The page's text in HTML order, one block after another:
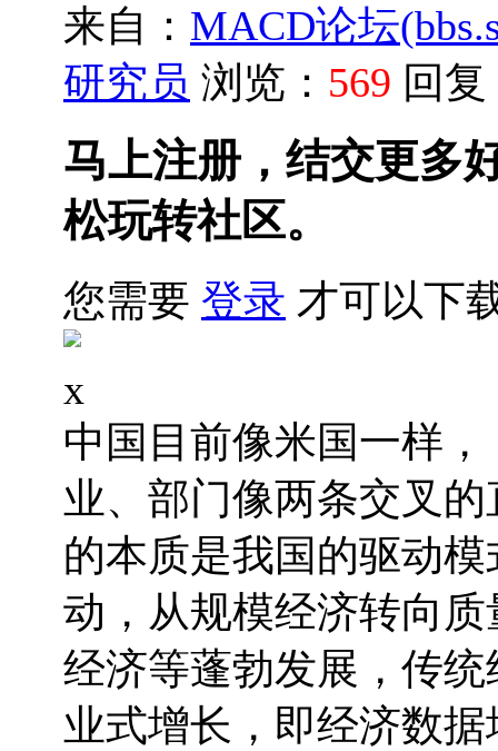
来自： MACD论坛
研究员 浏览： 569 回
马上注册，结交更多
松玩转社区。
您需要 登录 才可以下
x
中国目前像米国一样
业、部门像两条交叉
的本质是我国的驱动
动，从规模经济转向
经济等蓬勃发展，传
业式增长，即经济数